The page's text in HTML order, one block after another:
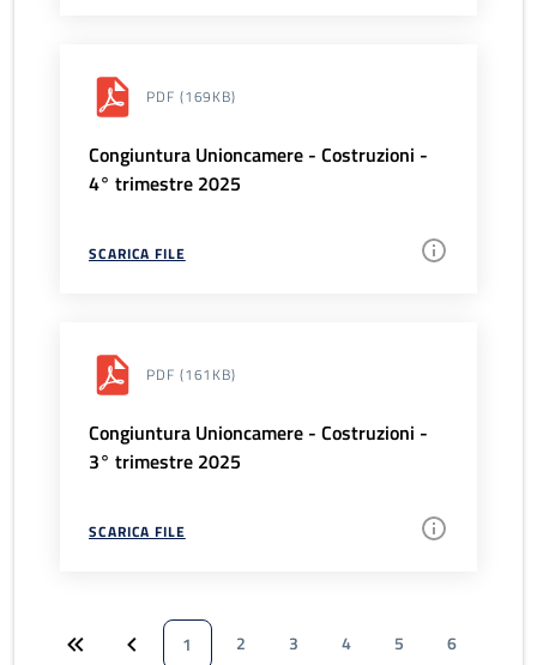
PDF (169KB)
Congiuntura Unioncamere - Costruzioni -
4° trimestre 2025
SCARICA FILE
PDF (161KB)
Congiuntura Unioncamere - Costruzioni -
3° trimestre 2025
SCARICA FILE
1 2 3 4 5
6